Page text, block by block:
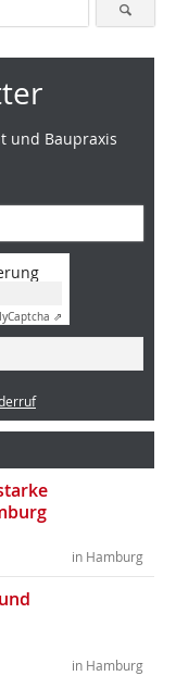
und Baupraxis
Captcha ⇗
in Hamburg
in Hamburg